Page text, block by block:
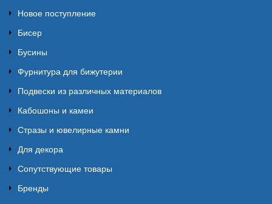
Новое поступление
Бисер
Бусины
Фурнитура для бижутерии
Подвески из различных материалов
Кабошоны и камеи
Стразы и ювелирные камни
Для декора
Сопутствующие товары
Бренды